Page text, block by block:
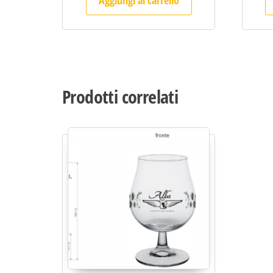
Prodotti correlati